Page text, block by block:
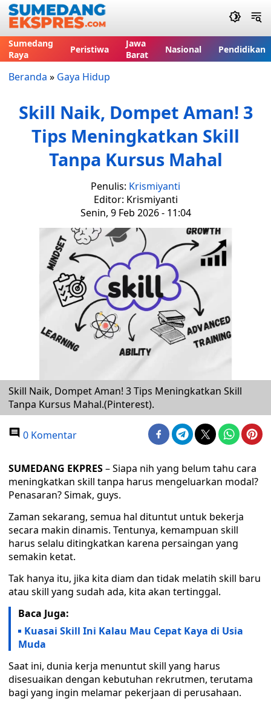
Sumedang
Raya
Peristiwa
Jawa
Barat
Nasional Pendidikan
Beranda » Gaya Hidup
Skill Naik, Dompet Aman! 3
Tips Meningkatkan Skill
Tanpa Kursus Mahal
Penulis: Krismiyanti
Editor: Krismiyanti
Senin, 9 Feb 2026 - 11:04
Skill Naik, Dompet Aman! 3 Tips Meningkatkan Skill
Tanpa Kursus Mahal.(Pinterest).
0 Komentar
SUMEDANG EKPRES– Siapa nih yang belum tahu cara
meningkatkan skill tanpa harus mengeluarkan modal?
Penasaran? Simak, guys.
Zaman sekarang, semua hal dituntut untuk bekerja
secara makin dinamis. Tentunya, kemampuan skill
harus selalu ditingkatkan karena persaingan yang
semakin ketat.
Tak hanya itu, jika kita diam dan tidak melatih skill baru
atau skill yang sudah ada, kita akan tertinggal.
Baca Juga:
Kuasai Skill Ini Kalau Mau Cepat Kaya di Usia
Muda
Saat ini, dunia kerja menuntut skill yang harus
disesuaikan dengan kebutuhan rekrutmen, terutama
bagi yang ingin melamar pekerjaan di perusahaan.